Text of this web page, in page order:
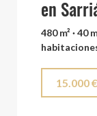
en
480 m² · 40
15.000 €